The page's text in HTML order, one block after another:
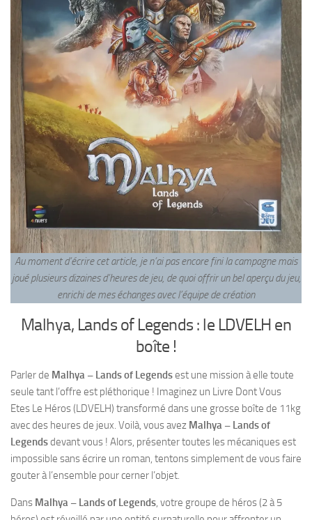
Au moment d’écrire cet article, je n’ai pas encore fini la campagne mais
joué plusieurs dizaines d’heures de jeu, de quoi offrir un bel aperçu du jeu,
enrichi de mes échanges avec l’équipe de création
Malhya, Lands of Legends : le LDVELH en
boîte !
Parler de Malhya – Lands of Legendsest une mission à elle toute
seule tant l’offre est pléthorique ! Imaginez un Livre Dont Vous
Etes Le Héros (LDVELH) transformé dans une grosse boîte de 11kg
avec des heures de jeux. Voilà, vous avez Malhya – Lands of
Legendsdevant vous ! Alors, présenter toutes les mécaniques est
impossible sans écrire un roman, tentons simplement de vous faire
gouter à l’ensemble pour cerner l’objet.
Dans Malhya – Lands of Legends, votre groupe de héros (2 à 5